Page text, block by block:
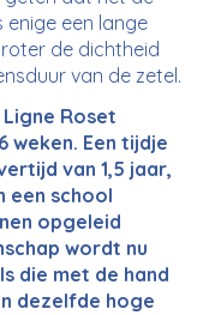
enige een lange
de dichtheid
van de zetel.
Roset
weken. Een tijdje
van 1,5 jaar,
een school
opgeleid
wordt nu
die met de hand
dezelfde hoge